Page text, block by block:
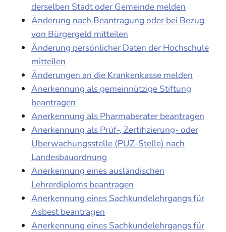
derselben Stadt oder Gemeinde melden
Änderung nach Beantragung oder bei Bezug
von Bürgergeld mitteilen
Änderung persönlicher Daten der Hochschule
mitteilen
Änderungen an die Krankenkasse melden
Anerkennung als gemeinnützige Stiftung
beantragen
Anerkennung als Pharmaberater beantragen
Anerkennung als Prüf-, Zertifizierung- oder
Überwachungsstelle (PÜZ-Stelle) nach
Landesbauordnung
Anerkennung eines ausländischen
Lehrerdiploms beantragen
Anerkennung eines Sachkundelehrgangs für
Asbest beantragen
Anerkennung eines Sachkundelehrgangs für